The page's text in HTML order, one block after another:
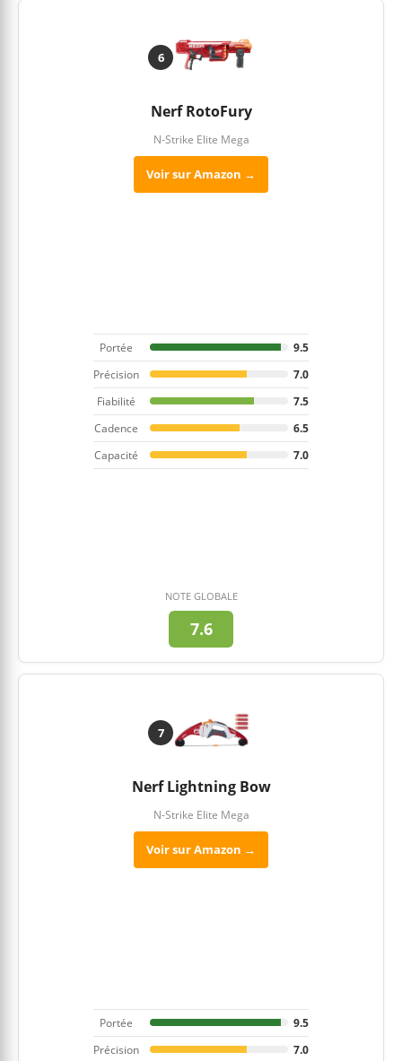
6
Nerf RotoFury
N-Strike Elite Mega
Voir sur Amazon →
Portée
9.5
Précision
7.0
Fiabilité
7.5
Cadence
6.5
Capacité
7.0
NOTE GLOBALE
7.6
7
Nerf Lightning Bow
N-Strike Elite Mega
Voir sur Amazon →
Portée
9.5
Précision
7.0